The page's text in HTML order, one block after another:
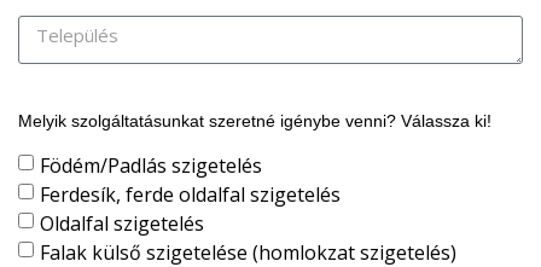
Melyik szolgáltatásunkat szeretné igénybe venni? Válassza ki!
Födém/Padlás szigetelés
Ferdesík, ferde oldalfal szigetelés
Oldalfal szigetelés
Falak külső szigetelése (homlokzat szigetelés)